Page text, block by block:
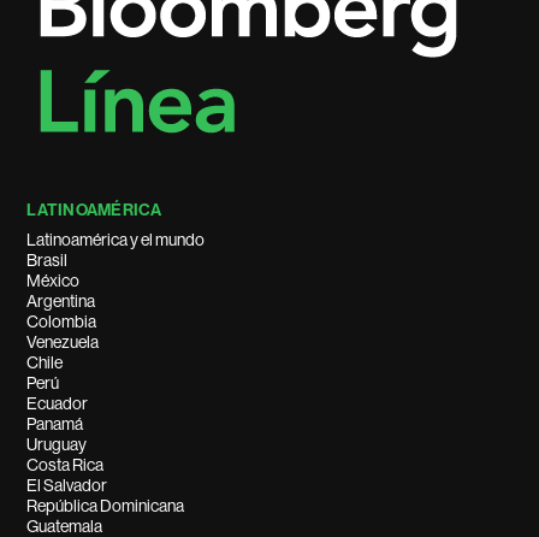
LATINOAMÉRICA
Latinoamérica y el mundo
Brasil
México
Argentina
Colombia
Venezuela
Chile
Perú
Ecuador
Panamá
Uruguay
Costa Rica
El Salvador
República Dominicana
Guatemala